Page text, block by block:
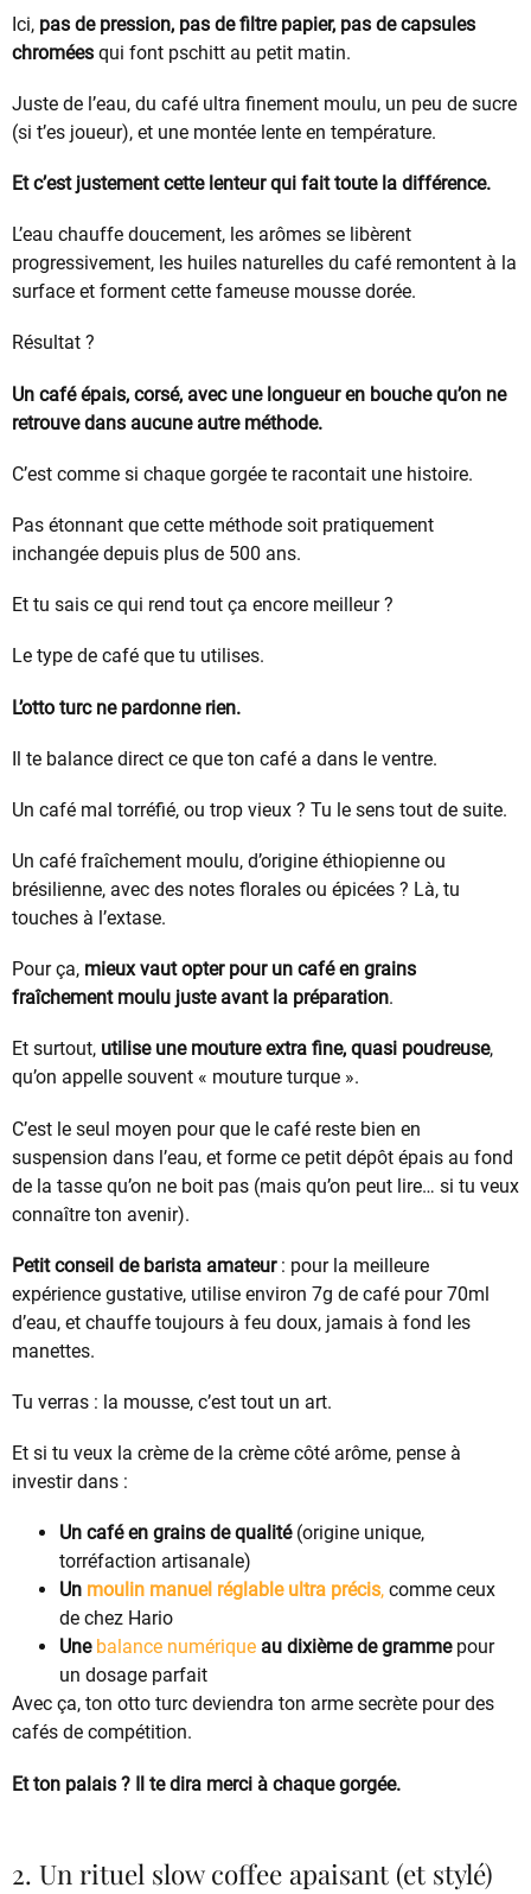
Ici, pas de pression, pas de filtre papier, pas de capsules
chromées qui font pschitt au petit matin.
Juste de l’eau, du café ultra finement moulu, un peu de sucre
(si t’es joueur), et une montée lente en température.
Et c’est justement cette lenteur qui fait toute la différence.
L’eau chauffe doucement, les arômes se libèrent
progressivement, les huiles naturelles du café remontent à la
surface et forment cette fameuse mousse dorée.
Résultat ?
Un café épais, corsé, avec une longueur en bouche qu’on ne
retrouve dans aucune autre méthode.
C’est comme si chaque gorgée te racontait une histoire.
Pas étonnant que cette méthode soit pratiquement
inchangée depuis plus de 500 ans.
Et tu sais ce qui rend tout ça encore meilleur ?
Le type de café que tu utilises.
L’otto turc ne pardonne rien.
Il te balance direct ce que ton café a dans le ventre.
Un café mal torréfié, ou trop vieux ? Tu le sens tout de suite.
Un café fraîchement moulu, d’origine éthiopienne ou
brésilienne, avec des notes florales ou épicées ? Là, tu
touches à l’extase.
Pour ça, mieux vaut opter pour un café en grains
fraîchement moulu juste avant la préparation.
Et surtout, utilise une mouture extra fine, quasi poudreuse,
qu’on appelle souvent « mouture turque ».
C’est le seul moyen pour que le café reste bien en
suspension dans l’eau, et forme ce petit dépôt épais au fond
de la tasse qu’on ne boit pas (mais qu’on peut lire… si tu veux
connaître ton avenir).
Petit conseil de barista amateur: pour la meilleure
expérience gustative, utilise environ 7g de café pour 70ml
d’eau, et chauffe toujours à feu doux, jamais à fond les
manettes.
Tu verras : la mousse, c’est tout un art.
Et si tu veux la crème de la crème côté arôme, pense à
investir dans :
Un café en grains de qualité(origine unique,
torréfaction artisanale)
Un moulin manuel réglable ultra précis, comme ceux
de chez Hario
Unebalance numérique au dixième de grammepour
un dosage parfait
Avec ça, ton otto turc deviendra ton arme secrète pour des
cafés de compétition.
Et ton palais ? Il te dira merci à chaque gorgée.
2. Un rituel slow coffee apaisant (et stylé)